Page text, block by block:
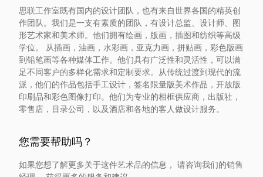
加
入
我
们
系
思联工作室既有国内的设计团队，也有来自世界各国的精英创
作团队。我们是一支有素质的团队，有设计总监、设计师、图
形艺术家和美术师。他们拥有绘画，版画，插图和纺织等高级
学位。 从插画，油画，水彩画，亚克力画，拼贴画，彩色版画
到铅笔画等各种媒体工作。他们具有广泛性和灵活性，可以满
足不同客户的多样化需求和定制要求。从传统过渡到现代的流
派，他们的作品包括手工设计，签名限量版美术作品，开放版
印刷品和彩色图像打印。他们为专业的相框供应商，出版社，
零售店，目录公司，以及酒店和各地的客人做设计服务。
您需要帮助吗？
如果您想了解更多关于这件艺术品的信息， 请咨询我们的销售